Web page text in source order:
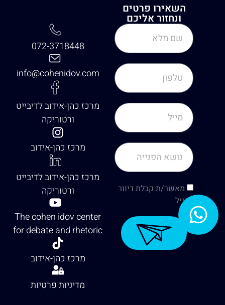
072-3718448
info@cohenidov.com
מרכז כהן-אידוב לדיבייט
ורטוריקה
מרכז כהן-אידוב
מרכז כהן-אידוב לדיבייט
ורטוריקה
The cohen idov center
for debate and rhetoric
מרכז כהן-אידוב
מדיניות פרטיות
השאירו פרטים
ונחזור אליכם
מאשר/ת קבלת דיוור
למייל